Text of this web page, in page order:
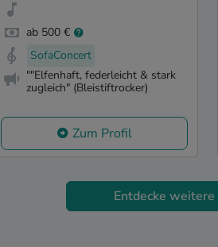
ab 500 €
SofaConcert
""Elfenhaft, federleicht & stark
zugleich" (Bleistiftrocker)
Zum Profil
Entdecke